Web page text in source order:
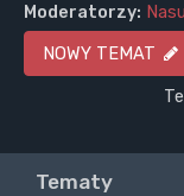
Moderatorzy:
NOWY TEMAT
Tematy